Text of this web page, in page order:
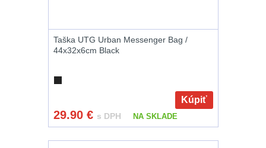
Taktická pera4
Láhve
Lékárničky
17
Na přežití25
Taška UTG Urban Messenger Bag /
44x32x6cm Black
Kúpiť
29.90 € s DPH NA SKLADE